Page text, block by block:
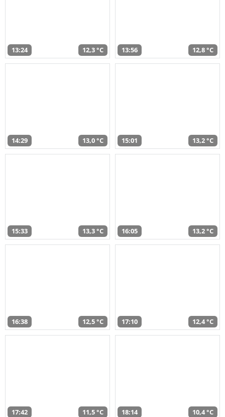
13:24 12,3 °C 13:56 12,8 °C
14:29 13,0 °C 15:01 13,2 °C
15:33 13,3 °C 16:05 13,2 °C
16:38 12,5 °C 17:10 12,4 °C
17:42 11,5 °C 18:14 10,4 °C